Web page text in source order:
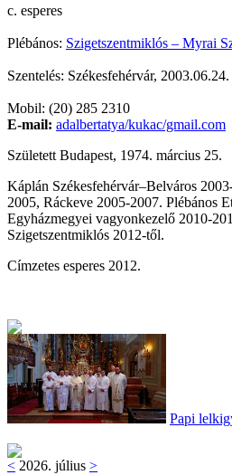
c. esperes
Plébános: Szigetszentmiklós – Myrai
Szentelés: Székesfehérvár, 2003.06.24.
Mobil: (20) 285 2310
E-mail: adalbertatya/kukac/gmail.com
Született Budapest, 1974. március 25.
Káplán Székesfehérvár–Belváros
2005, Ráckeve 2005-2007. Plébános
Egyházmegyei vagyonkezelő 2010-
Szigetszentmiklós 2012-től.
Címzetes esperes 2012.
Papi
< 2026. július >